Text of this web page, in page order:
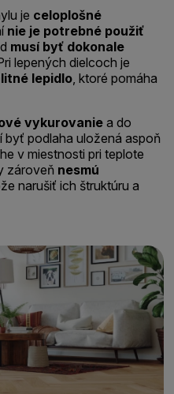
je celoplošné
nie je potrebné použiť
musí byť dokonale
lepených dielcoch je
lepidlo, ktoré pomáha
vykurovanie a do
byť podlaha uložená aspoň
v miestnosti pri teplote
zároveň nesmú
narušiť ich štruktúru a